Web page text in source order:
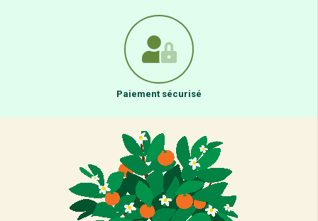
Paiement sécurisé